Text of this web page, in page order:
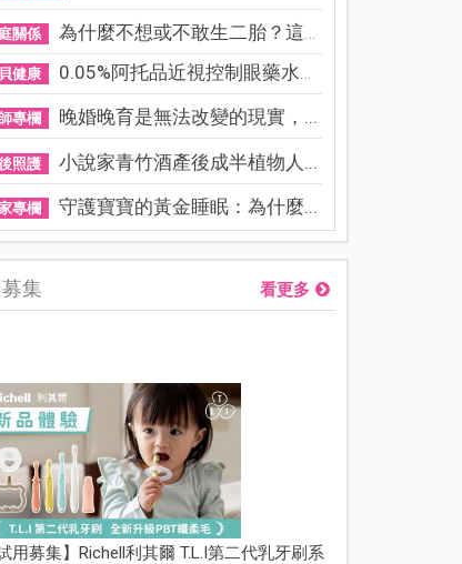
關係 為什麼不想或不敢生二胎？這8...
健康 0.05%阿托品近視控制眼藥水納...
專欄 晚婚晚育是無法改變的現實，...
照護 小說家青竹酒產後成半植物人...
專欄 守護寶寶的黃金睡眠：為什麼...
集 看更多
試用募集】Richell利其爾 T.L.I第二代乳牙刷系